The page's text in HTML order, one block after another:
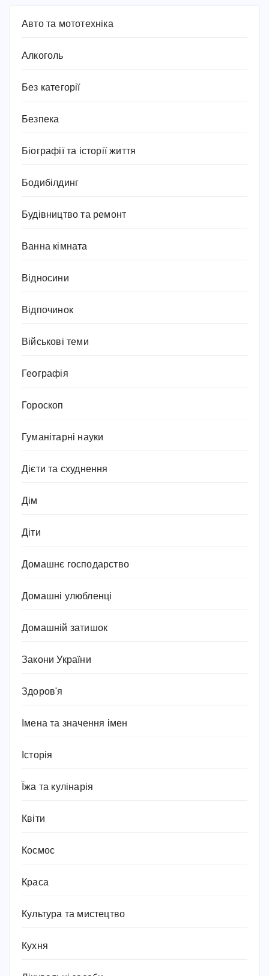
Авто та мототехніка
Алкоголь
Без категорії
Безпека
Біографії та історії життя
Бодибілдинг
Будівництво та ремонт
Ванна кімната
Відносини
Відпочинок
Військові теми
Географія
Гороскоп
Гуманітарні науки
Дієти та схуднення
Дім
Діти
Домашнє господарство
Домашні улюбленці
Домашній затишок
Закони України
Здоров'я
Імена та значення імен
Історія
Їжа та кулінарія
Квіти
Космос
Краса
Культура та мистецтво
Кухня